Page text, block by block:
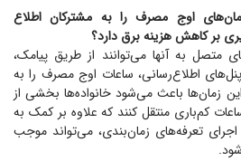
اوج مصرف را به مشترکان اطلاع
بر کاهش هزینه برق دارد؟
متصل به آنها می‌توانند از طریق پیامک،
اطلاع‌رسانی، ساعات اوج مصرف را به
این زمان‌ها باعث می‌شود خانواده‌ها بخشی از
کم‌باری منتقل کنند که علاوه بر کمک به
تعرفه‌های زمان‌بندی، می‌تواند موجب